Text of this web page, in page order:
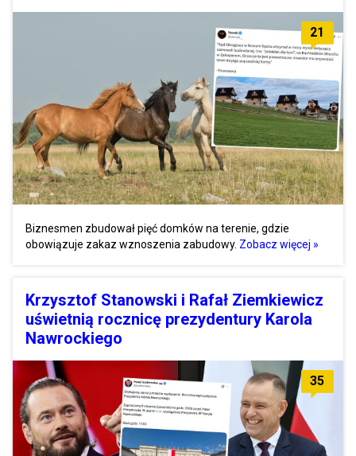
21
Biznesmen zbudował pięć domków na terenie, gdzie
obowiązuje zakaz wznoszenia zabudowy. Zobacz więcej »
Krzysztof Stanowski i Rafał Ziemkiewicz
uświetnią rocznicę prezydentury Karola
Nawrockiego
35